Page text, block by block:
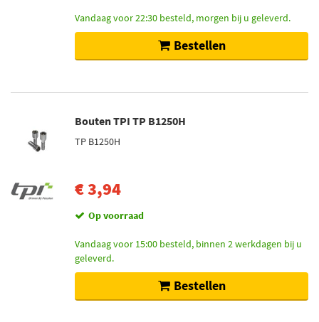
Vandaag voor 22:30 besteld, morgen bij u geleverd.
Bestellen
Bouten TPI TP B1250H
TP B1250H
€ 3,94
Op voorraad
Vandaag voor 15:00 besteld, binnen 2 werkdagen bij u
geleverd.
Bestellen